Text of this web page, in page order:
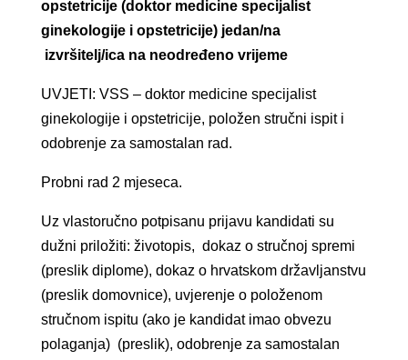
opstetricije (doktor medicine specijalist
ginekologije i opstetricije) jedan/na
izvršitelj/ica na neodređeno vrijeme
UVJETI: VSS – doktor medicine specijalist
ginekologije i opstetricije, položen stručni ispit i
odobrenje za samostalan rad.
Probni rad 2 mjeseca.
Uz vlastoručno potpisanu prijavu kandidati su
dužni priložiti: životopis, dokaz o stručnoj spremi
(preslik diplome), dokaz o hrvatskom državljanstvu
(preslik domovnice), uvjerenje o položenom
stručnom ispitu (ako je kandidat imao obvezu
polaganja) (preslik), odobrenje za samostalan